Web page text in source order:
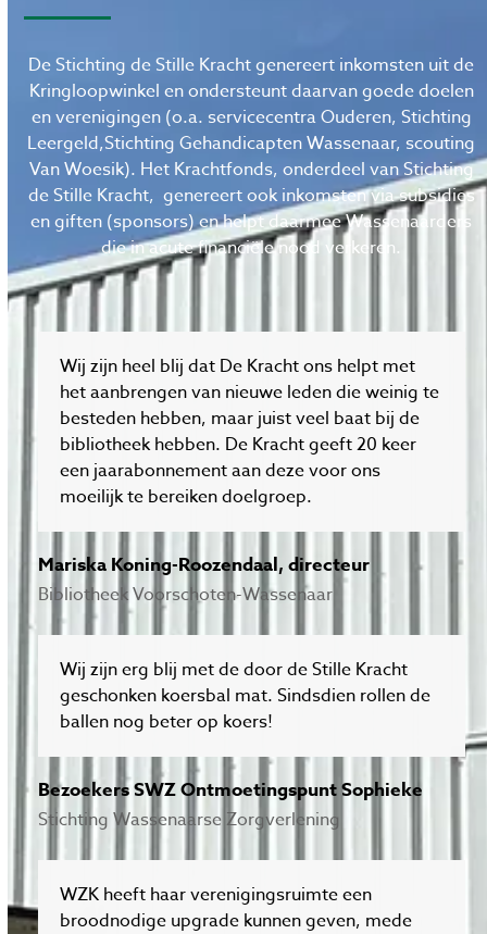
De Stichting de Stille Kracht genereert inkomsten uit de
Kringloopwinkel en ondersteunt daarvan goede doelen
en verenigingen (o.a. servicecentra Ouderen, Stichting
Leergeld,Stichting Gehandicapten Wassenaar, scouting
Van Woesik). Het Krachtfonds, onderdeel van Stichting
de Stille Kracht, genereert ook inkomsten via subsidies
en giften (sponsors) en helpt daarmee Wassenaarders
die in acute financiële nood verkeren.
Wij zijn heel blij dat De Kracht ons helpt met
het aanbrengen van nieuwe leden die weinig te
besteden hebben, maar juist veel baat bij de
bibliotheek hebben. De Kracht geeft 20 keer
een jaarabonnement aan deze voor ons
moeilijk te bereiken doelgroep.
Mariska Koning-Roozendaal, directeur
Bibliotheek Voorschoten-Wassenaar
Wij zijn erg blij met de door de Stille Kracht
geschonken koersbal mat. Sindsdien rollen de
ballen nog beter op koers!
Bezoekers SWZ Ontmoetingspunt Sophieke
Stichting Wassenaarse Zorgverlening
WZK heeft haar verenigingsruimte een
broodnodige upgrade kunnen geven, mede